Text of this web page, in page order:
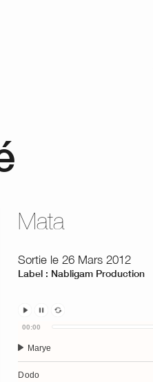
Mata
Sortie le 26 Mars 2012
Label : Nabligam Production
Audio
Player
Marye
Dodo
00:00